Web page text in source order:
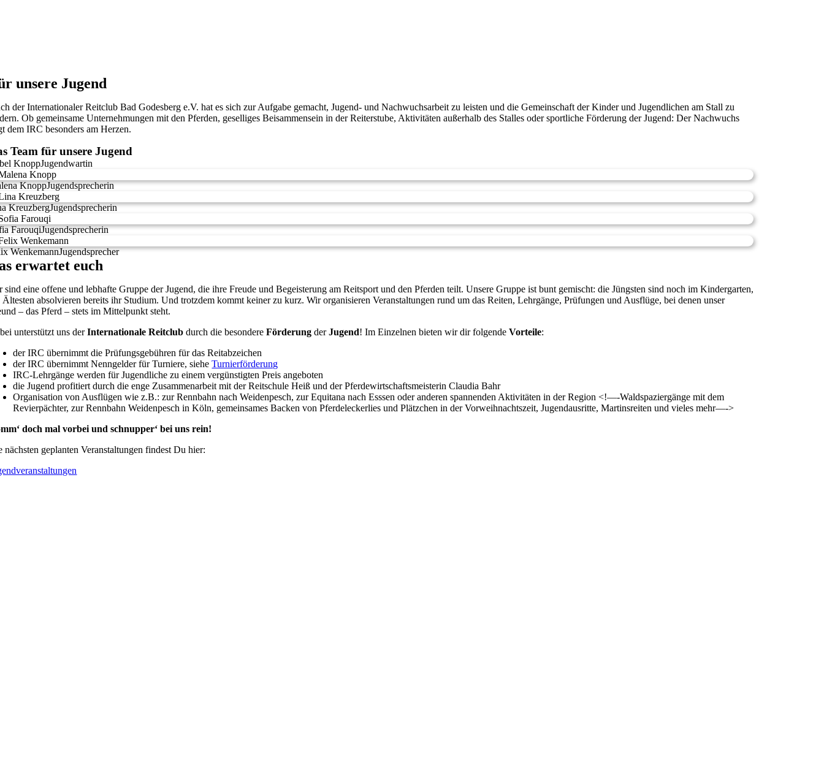
unsere Jugend
der Internationaler Reitclub Bad Godesberg e.V. hat es sich zur Aufgabe gemacht, Jugend- und Nachwuchsarbeit zu leisten und die Gemeinschaft der Kinder und Jugendlichen am Stall zu
Ob gemeinsame Unternehmungen mit den Pferden, geselliges Beisammensein in der Reiterstube, Aktivitäten außerhalb des Stalles oder sportliche Förderung der Jugend: Der Nachwuchs
dem IRC besonders am Herzen.
Team für unsere Jugend
KnoppJugendwartin
KnoppJugendsprecherin
KreuzbergJugendsprecherin
FarouqiJugendsprecherin
WenkemannJugendsprecher
erwartet euch
sind eine offene und lebhafte Gruppe der Jugend, die ihre Freude und Begeisterung am Reitsport und den Pferden teilt. Unsere Gruppe ist bunt gemischt: die Jüngsten sind noch im Kindergarten,
Ältesten absolvieren bereits ihr Studium. Und trotzdem kommt keiner zu kurz. Wir organisieren Veranstaltungen rund um das Reiten, Lehrgänge, Prüfungen und Ausflüge, bei denen unser
– das Pferd – stets im Mittelpunkt steht.
unterstützt uns derInternationale Reitclub durch die besondereFörderung derJugend! Im Einzelnen bieten wir dir folgendeVorteile:
der IRC übernimmt die Prüfungsgebühren für das Reitabzeichen
der IRC übernimmt Nenngelder für Turniere, sieheTurnierförderung
IRC-Lehrgänge werden für Jugendliche zu einem vergünstigten Preis angeboten
die Jugend profitiert durch die enge Zusammenarbeit mit der Reitschule Heiß und der Pferdewirtschaftsmeisterin Claudia Bahr
Organisation von Ausflügen wie z.B.: zur Rennbahn nach Weidenpesch, zur Equitana nach Esssen oder anderen spannenden Aktivitäten in der Region <!—-Waldspaziergänge mit dem
Revierpächter, zur Rennbahn Weidenpesch in Köln, gemeinsames Backen von Pferdeleckerlies und Plätzchen in der Vorweihnachtszeit, Jugendausritte, Martinsreiten und vieles mehr—->
doch mal vorbei und schnupper‘ bei uns rein!
nächsten geplanten Veranstaltungen findest Du hier: